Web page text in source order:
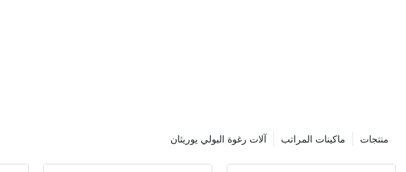
منتجات ماكينات المراتب آلات رغوة البولي يوريثان